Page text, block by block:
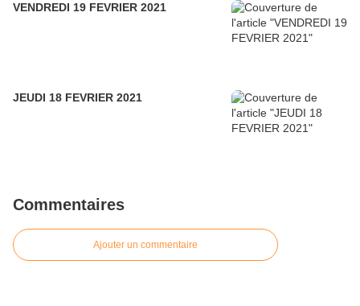
VENDREDI 19 FEVRIER 2021
JEUDI 18 FEVRIER 2021
Commentaires
Ajouter un commentaire